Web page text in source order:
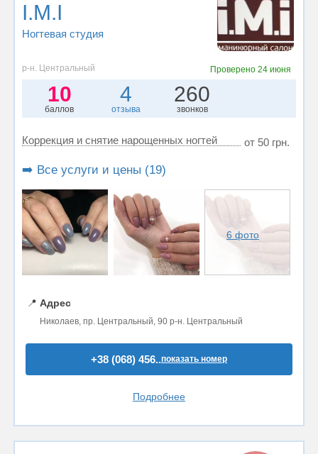
I.M.I
Ногтевая студия
р-н. Центральный Проверено 24 июня
10
баллов
4
отзыва
260
звонков
Коррекция и снятие нарощенных ногтей от 50 грн.
➡️ Все услуги и цены (19)
6 фото
📍 Адрес
Николаев, пр. Центральный, 90 р-н. Центральный
+38 (068) 456..показать номер
Подробнее